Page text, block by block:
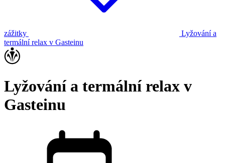
zážitky
Lyžování a
termální relax v Gasteinu
Lyžování a termální relax v
Gasteinu